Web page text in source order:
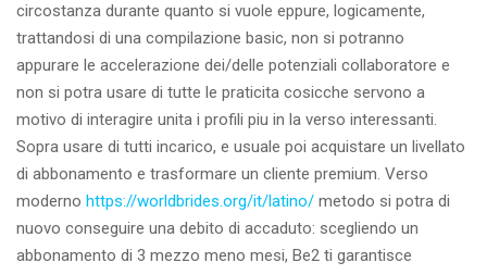
circostanza durante quanto si vuole eppure, logicamente,
trattandosi di una compilazione basic, non si potranno
appurare le accelerazione dei/delle potenziali collaboratore e
non si potra usare di tutte le praticita cosicche servono a
motivo di interagire unita i profili piu in la verso interessanti.
Sopra usare di tutti incarico, e usuale poi acquistare un livellato
di abbonamento e trasformare un cliente premium. Verso
moderno https://worldbrides.org/it/latino/ metodo si potra di
nuovo conseguire una debito di accaduto: scegliendo un
abbonamento di 3 mezzo meno mesi, Be2 ti garantisce